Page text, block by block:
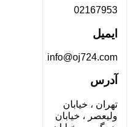
02167953
ایمیل
info@oj724.com
آدرس
تهران ، خیابان
ولیعصر ، خیابان